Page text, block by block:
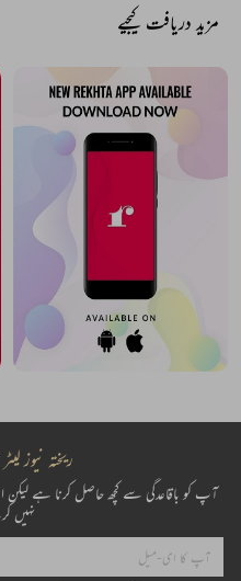
مزید دریافت کیجیے
ریختہ نیوز
آپ کو باقاعدگی سے کچھ حاصل کرنا ہے
نہیں